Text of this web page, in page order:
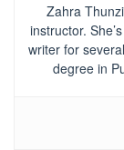
Zahra
instructor.
writer for
degree in